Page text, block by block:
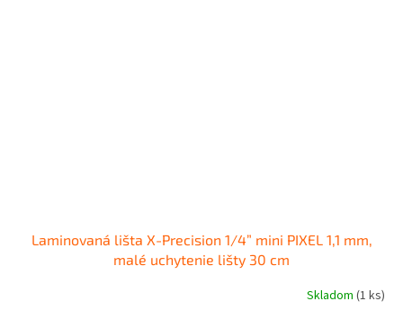
Laminovaná lišta X-Precision 1/4” mini PIXEL 1,1 mm,
malé uchytenie lišty 30 cm
Skladom (1 ks)